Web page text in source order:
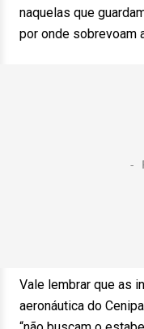
naquelas que
por onde sobrevoam
Vale lembrar que as
aeronáutica do